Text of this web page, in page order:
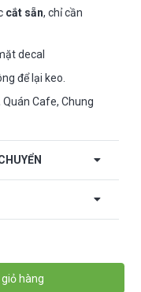
cắt sẵn, chỉ cần
decal
để lại keo.
Cafe, Chung
hàng